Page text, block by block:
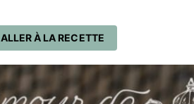
ALLER À LA RECETTE